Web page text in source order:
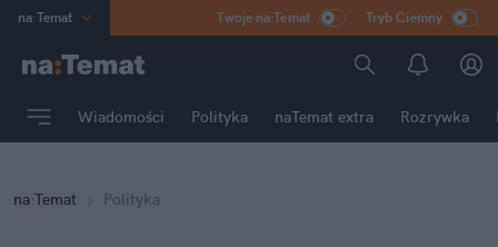
na:Temat
Poland
mama
Rozrywka
Twoje na:Temat Tryb Ciemny
Wiadomości Polityka naTemat extra Rozrywka
na:Temat Polityka